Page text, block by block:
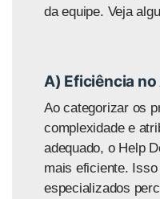
da equipe. Veja
A) Eficiência
Ao categorizar os
complexidade e
adequado, o Help
mais eficiente.
especializados